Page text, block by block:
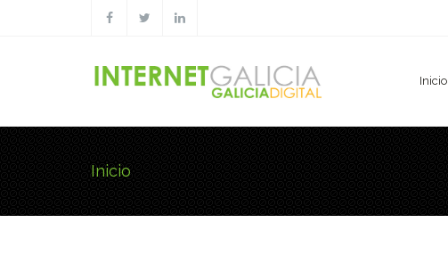
Pasar al contenido principal
Inicio
Inicio